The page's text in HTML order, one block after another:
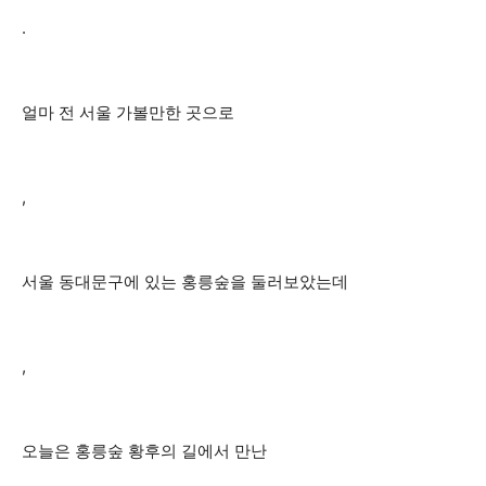
.
얼마 전 서울 가볼만한 곳으로
,
서울 동대문구에 있는 홍릉숲을 둘러보았는데
,
오늘은 홍릉숲 황후의 길에서 만난